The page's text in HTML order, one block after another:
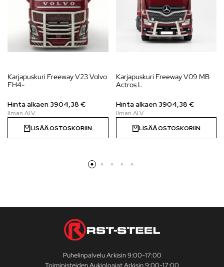
Karjapuskuri Freeway V23 Volvo
FH4-
Hinta alkaen3904,38 €
LISÄÄ OSTOSKORIIN
Karjapuskuri Freeway V09 MB
Actros L
Hinta alkaen3904,38 €
LISÄÄ OSTOSKORIIN
Puhelinpalvelu Arkisin 9:00-17:00
Toimipisteiden Aukioloajat Arkisin 9:00-17:00